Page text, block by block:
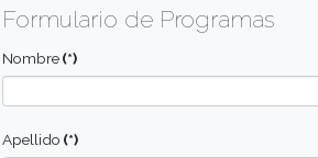
Conocer y aplicar los
adecuado costeo de platos.
Conocer las formulas de
materias primas a costear.
Reconocer la función de la